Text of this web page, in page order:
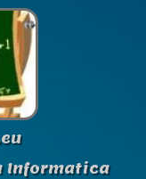
Informatica